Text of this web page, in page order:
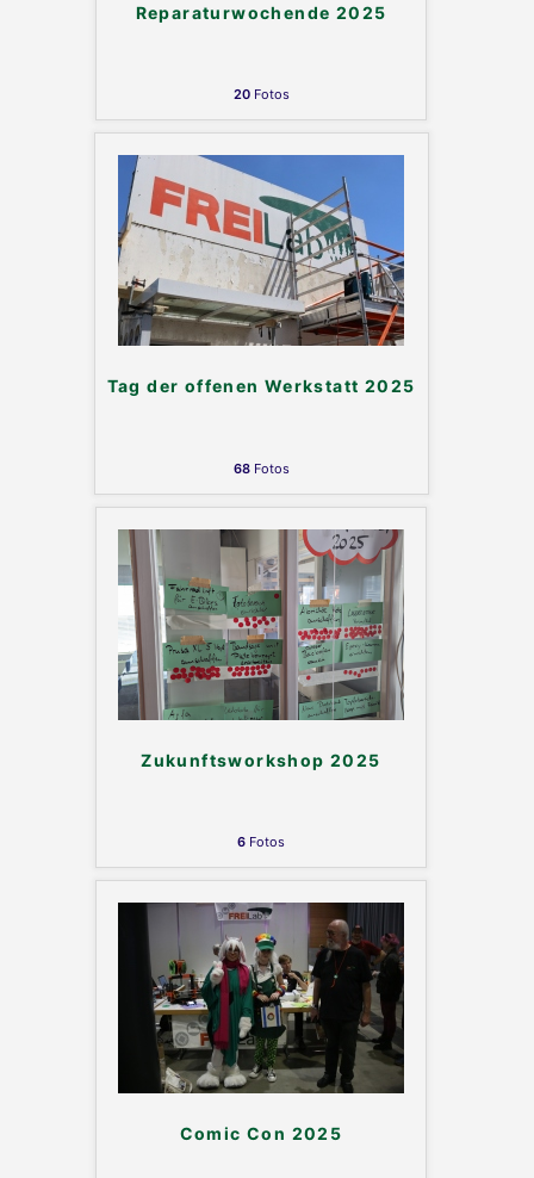
Reparaturwochende 2025
20Fotos
Tag der offenen Werkstatt 2025
68Fotos
Zukunftsworkshop 2025
6 Fotos
Comic Con 2025